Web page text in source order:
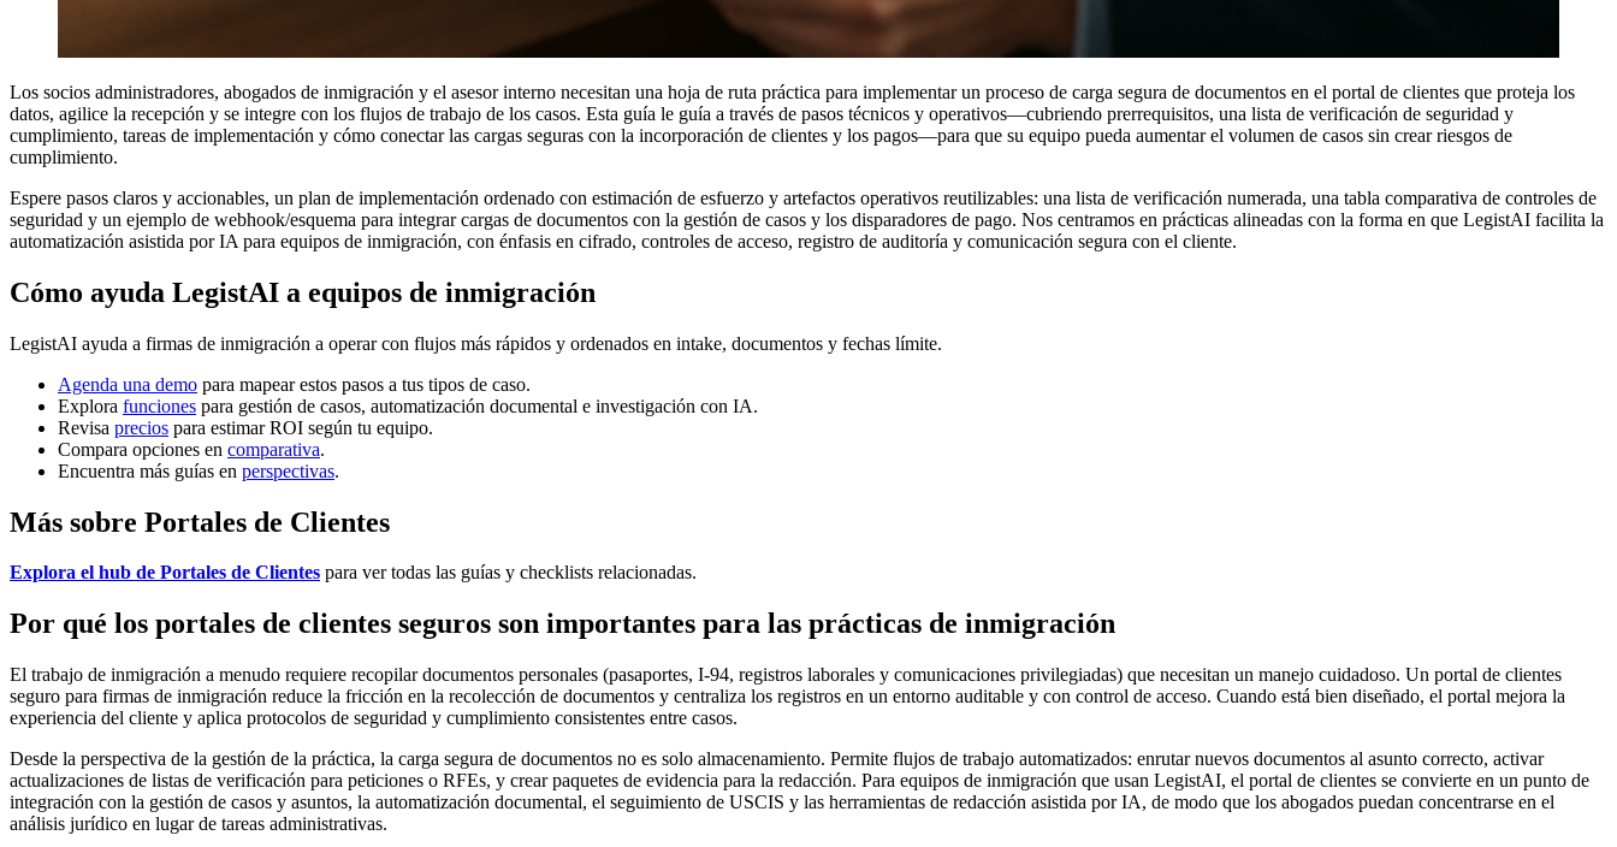
Los socios administradores, abogados de inmigración y el asesor interno necesitan una hoja de ruta práctica para implementar un proceso de carga segura de documentos en el portal de clientes que proteja los
datos, agilice la recepción y se integre con los flujos de trabajo de los casos. Esta guía le guía a través de pasos técnicos y operativos—cubriendo prerrequisitos, una lista de verificación de seguridad y
cumplimiento, tareas de implementación y cómo conectar las cargas seguras con la incorporación de clientes y los pagos—para que su equipo pueda aumentar el volumen de casos sin crear riesgos de
cumplimiento.
Espere pasos claros y accionables, un plan de implementación ordenado con estimación de esfuerzo y artefactos operativos reutilizables: una lista de verificación numerada, una tabla comparativa de controles de
seguridad y un ejemplo de webhook/esquema para integrar cargas de documentos con la gestión de casos y los disparadores de pago. Nos centramos en prácticas alineadas con la forma en que LegistAI facilita la
automatización asistida por IA para equipos de inmigración, con énfasis en cifrado, controles de acceso, registro de auditoría y comunicación segura con el cliente.
Cómo ayuda LegistAI a equipos de inmigración
LegistAI ayuda a firmas de inmigración a operar con flujos más rápidos y ordenados en intake, documentos y fechas límite.
Agenda una demo para mapear estos pasos a tus tipos de caso.
Explora funciones para gestión de casos, automatización documental e investigación con IA.
Revisa precios para estimar ROI según tu equipo.
Compara opciones en comparativa.
Encuentra más guías en perspectivas.
Más sobre Portales de Clientes
Explora el hub de Portales de Clientes para ver todas las guías y checklists relacionadas.
Por qué los portales de clientes seguros son importantes para las prácticas de inmigración
El trabajo de inmigración a menudo requiere recopilar documentos personales (pasaportes, I-94, registros laborales y comunicaciones privilegiadas) que necesitan un manejo cuidadoso. Un portal de clientes
seguro para firmas de inmigración reduce la fricción en la recolección de documentos y centraliza los registros en un entorno auditable y con control de acceso. Cuando está bien diseñado, el portal mejora la
experiencia del cliente y aplica protocolos de seguridad y cumplimiento consistentes entre casos.
Desde la perspectiva de la gestión de la práctica, la carga segura de documentos no es solo almacenamiento. Permite flujos de trabajo automatizados: enrutar nuevos documentos al asunto correcto, activar
actualizaciones de listas de verificación para peticiones o RFEs, y crear paquetes de evidencia para la redacción. Para equipos de inmigración que usan LegistAI, el portal de clientes se convierte en un punto de
integración con la gestión de casos y asuntos, la automatización documental, el seguimiento de USCIS y las herramientas de redacción asistida por IA, de modo que los abogados puedan concentrarse en el
análisis jurídico en lugar de tareas administrativas.